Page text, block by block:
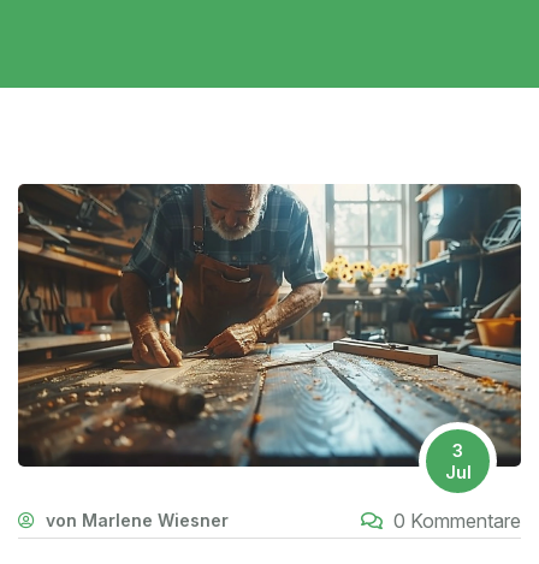
3
Jul
von Marlene Wiesner 0 Kommentare